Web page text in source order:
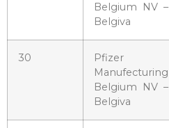
Belgium NV –
Belgiva
30
Pfizer
Manufecturing
Belgium NV –
Belgiva